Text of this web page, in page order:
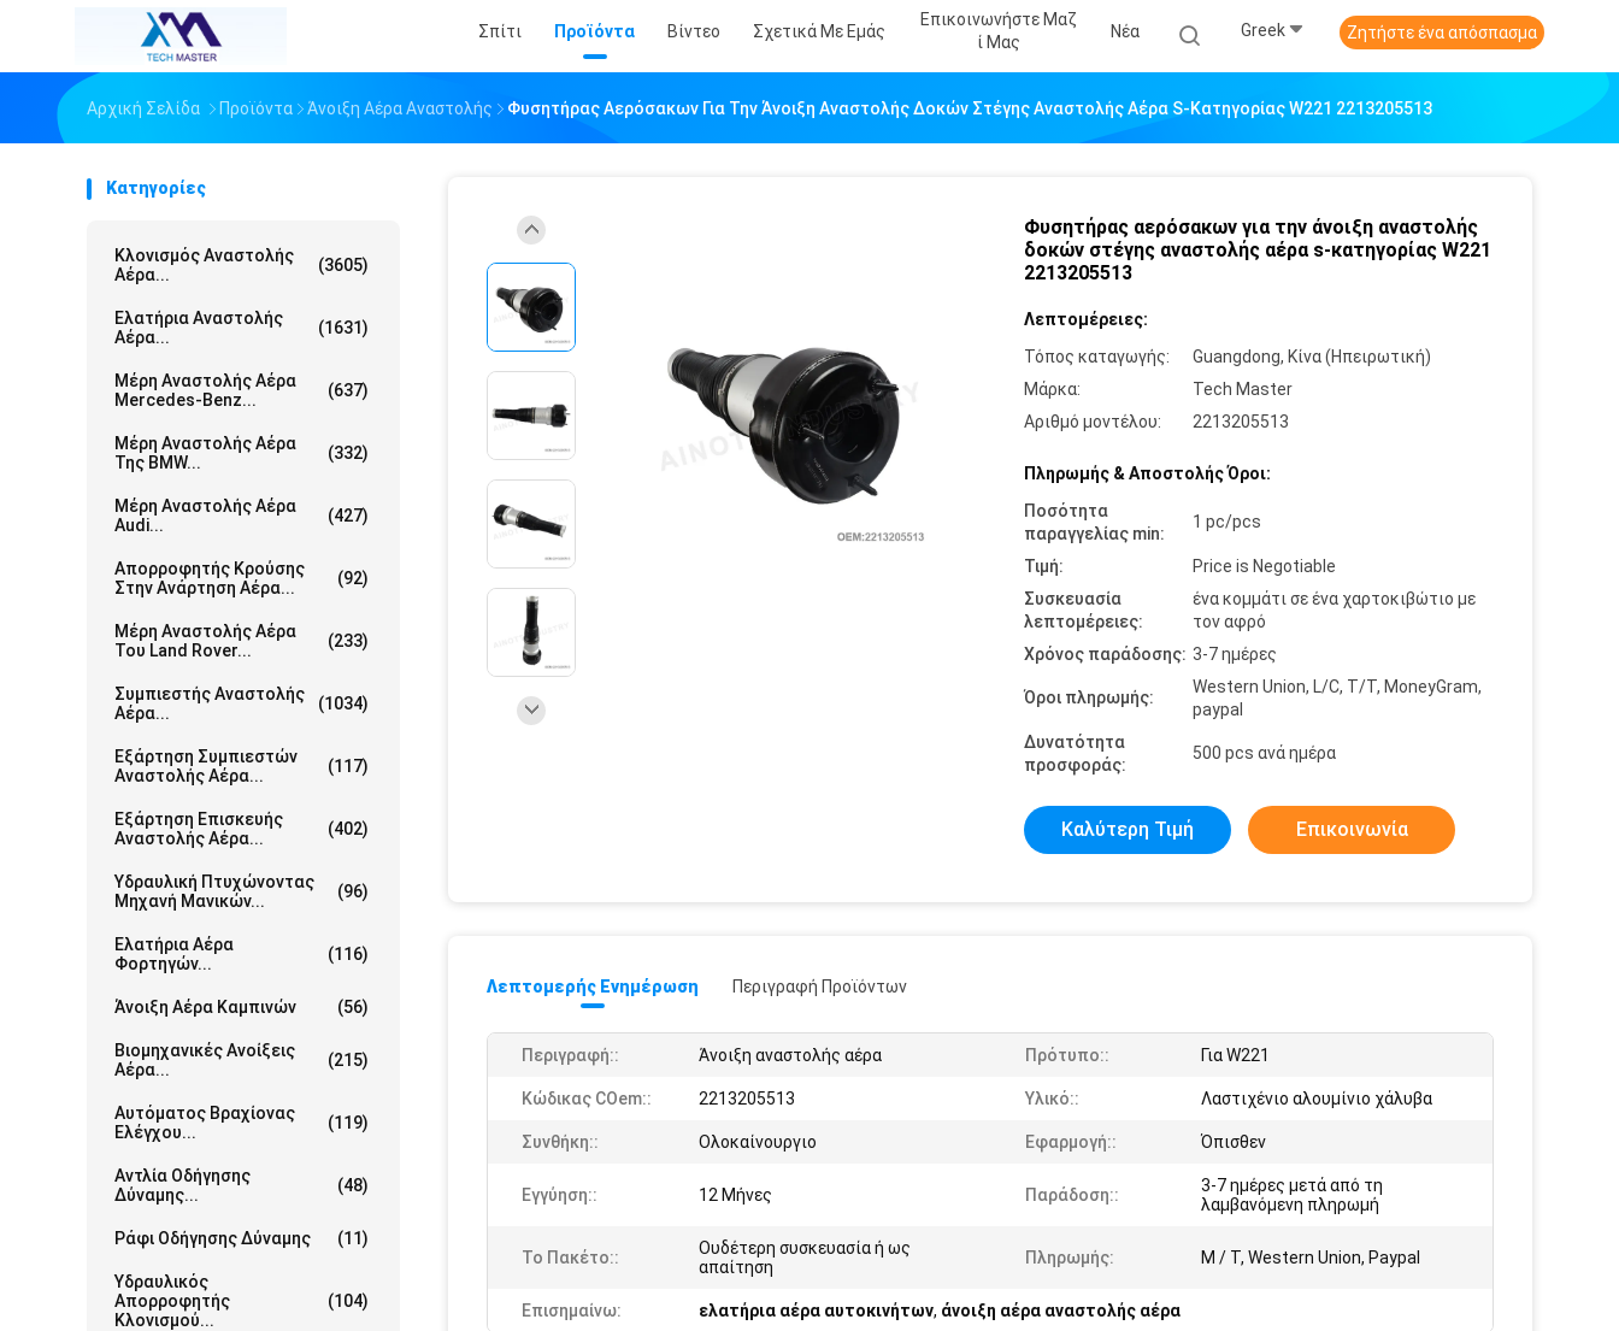
Σπίτι Προϊόντα Βίντεο Σχετικά Με Εμάς
Επικοινωνήστε Μαζ
Ί Μας
Νέα Greek Ζητήστε ένα απόσπασμα
Αρχική Σελίδα Προϊόντα Άνοιξη Αέρα Αναστολής Φυσητήρας Αερόσακων Για Την Άνοιξη Αναστολής Δοκών Στέγης Αναστολής Αέρα S-Κατηγορίας W221 2213205513
Κατηγορίες
Κλονισμός Αναστολής
Αέρα...
(3605)
Ελατήρια Αναστολής
Αέρα...
(1631)
Μέρη Αναστολής Αέρα
Mercedes-Benz...
(637)
Μέρη Αναστολής Αέρα
Της BMW...
(332)
Μέρη Αναστολής Αέρα
Audi...
(427)
Απορροφητής Κρούσης
Στην Ανάρτηση Αέρα...
(92)
Μέρη Αναστολής Αέρα
Του Land Rover...
(233)
Συμπιεστής Αναστολής
Αέρα...
(1034)
Εξάρτηση Συμπιεστών
Αναστολής Αέρα...
(117)
Εξάρτηση Επισκευής
Αναστολής Αέρα...
(402)
Υδραυλική Πτυχώνοντας
Μηχανή Μανικών...
(96)
Ελατήρια Αέρα
Φορτηγών...
(116)
Άνοιξη Αέρα Καμπινών (56)
Βιομηχανικές Ανοίξεις
Αέρα...
(215)
Αυτόματος Βραχίονας
Ελέγχου...
(119)
Αντλία Οδήγησης
Δύναμης...
(48)
Ράφι Οδήγησης Δύναμης (11)
Υδραυλικός
Απορροφητής
Κλονισμού...
(104)
Φυσητήρας αερόσακων για την άνοιξη αναστολής
δοκών στέγης αναστολής αέρα s-κατηγορίας W221
2213205513
Λεπτομέρειες:
Τόπος καταγωγής:
Guangdong, Κίνα (Ηπειρωτική)
Μάρκα:
Tech Master
Αριθμό μοντέλου:
2213205513
Πληρωμής & Αποστολής Όροι:
Ποσότητα
παραγγελίας min:
1 pc/pcs
Τιμή:
Price is Negotiable
Συσκευασία
λεπτομέρειες:
ένα κομμάτι σε ένα χαρτοκιβώτιο με
τον αφρό
Χρόνος παράδοσης: 3-7 ημέρες
Όροι πληρωμής:
Western Union, L/C, T/T, MoneyGram,
paypal
Δυνατότητα
προσφοράς:
500 pcs ανά ημέρα
Καλύτερη Τιμή Επικοινωνία
Λεπτομερής Ενημέρωση Περιγραφή Προϊόντων
Περιγραφή:: Άνοιξη αναστολής αέρα Πρότυπο:: Για W221
Κώδικας COem:: 2213205513 Υλικό:: Λαστιχένιο αλουμίνιο χάλυβα
Συνθήκη:: Ολοκαίνουργιο Εφαρμογή:: Όπισθεν
Εγγύηση:: 12 Μήνες Παράδοση::
3-7 ημέρες μετά από τη
λαμβανόμενη πληρωμή
Το Πακέτο::
Ουδέτερη συσκευασία ή ως
απαίτηση
Πληρωμής: Μ / Τ, Western Union, Paypal
Επισημαίνω: ελατήρια αέρα αυτοκινήτων, άνοιξη αέρα αναστολής αέρα